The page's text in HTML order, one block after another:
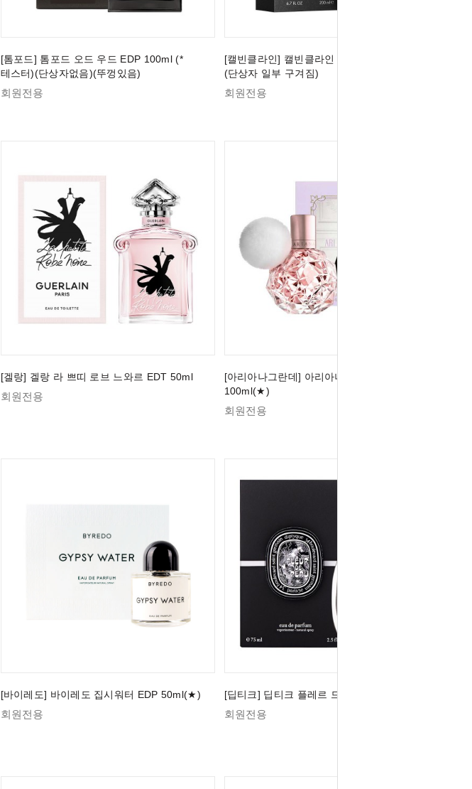
[톰포드] 톰포드 오드 우드 EDP 100ml (*
테스터)(단상자없음)(뚜껑있음)
회원전용
[캘빈클라인] 캘빈클라인 CK BE EDT 200ml
(단상자 일부 구겨짐)
회원전용
[겔랑] 겔랑 라 쁘띠 로브 느와르 EDT 50ml
회원전용
[아리아나그란데] 아리아나 그란데 아리 EDP
100ml(★)
회원전용
[바이레도] 바이레도 집시워터 EDP 50ml(★)
회원전용
[딥티크] 딥티크 플레르 드 뽀 EDP 75ml (★)
회원전용